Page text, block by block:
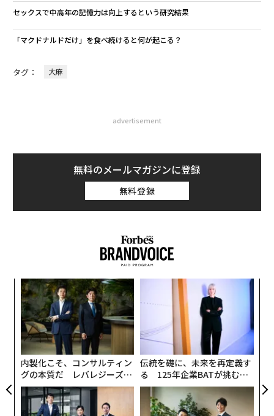
編集＝上田裕資
メンバーシップに登録する
消費者の「ライト志向」に応える合法大麻業界、最新トレンド
リーダーの資質がない上司が持つ10の特徴
麻薬より危険「食べるのをやめられなくなる食品」リスト
セックスで中高年の記憶力は向上するという研究結果
「マクドナルドだけ」を食べ続けると何が起こる？
タグ： 大麻